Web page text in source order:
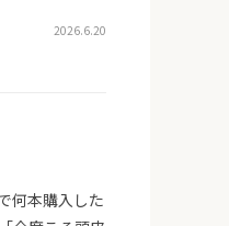
2026.6.20
何本購入した